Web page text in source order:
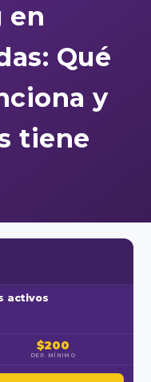
en
Qué
y
tiene
activos
$200
DEP. MÍNIMO